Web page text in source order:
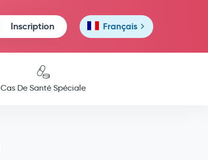
Inscription Français
Cas De Santé Spéciale